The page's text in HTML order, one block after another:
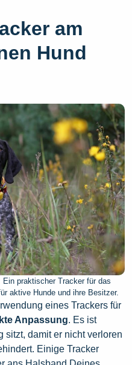
am
Hund
Ein praktischer Tracker für das
aktive Hunde und ihre Besitzer.
eines Trackers für
Anpassung. Es ist
sitzt, damit er nicht verloren
Einige Tracker